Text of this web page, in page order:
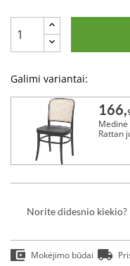
Galimi variantai:
166,
Medinė
Rattan
Norite didesnio kiekio?
Mokėjimo būdai